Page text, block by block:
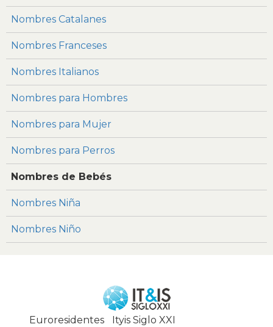
Nombres Catalanes
Nombres Franceses
Nombres Italianos
Nombres para Hombres
Nombres para Mujer
Nombres para Perros
Nombres de Bebés
Nombres Niña
Nombres Niño
Euroresidentes| Ityis Siglo XXI